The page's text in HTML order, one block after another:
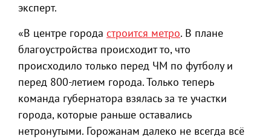
эксперт.
«В центре города строится метро. В плане
благоустройства происходит то, что
происходило только перед ЧМ по футболу и
перед 800-летием города. Только теперь
команда губернатора взялась за те участки
города, которые раньше оставались
нетронутыми. Горожанам далеко не всегда всё